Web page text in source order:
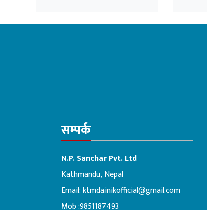
सम्पर्क
N.P. Sanchar Pvt. Ltd
Kathmandu, Nepal
Email:ktmdainikofficial@gmail.com
Mob :9851187493